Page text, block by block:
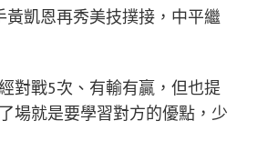
凱恩再秀美技撲接，中平繼
對戰5次、有輸有贏，但也提
場就是要學習對方的優點，少